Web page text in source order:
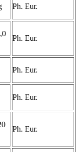
Ph. Eur.
Ph. Eur.
Ph. Eur.
Ph. Eur.
Ph. Eur.